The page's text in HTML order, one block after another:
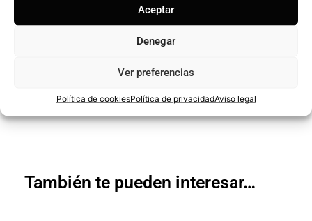
Aceptar
Denegar
Ver preferencias
Política de cookiesPolítica de privacidadAviso legal
También te pueden interesar…